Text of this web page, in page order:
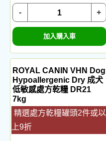
+
-
加入購入車
ROYAL CANIN VHN Dog
Hypoallergenic Dry 成犬
低敏感處方乾糧 DR21
7kg
精選處方乾糧罐頭2件或以
上9折